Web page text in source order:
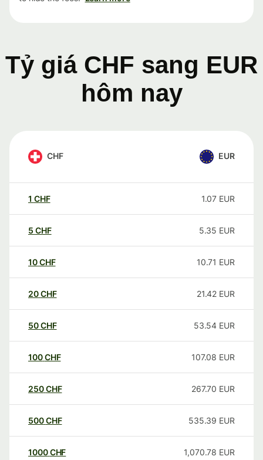
Tỷ giá CHF sang EUR
hôm nay
CHF EUR
1 CHF 1.07 EUR
5 CHF 5.35 EUR
10CHF 10.71 EUR
20CHF 21.42 EUR
50CHF 53.54 EUR
100CHF 107.08 EUR
250CHF 267.70 EUR
500CHF 535.39 EUR
1000CHF 1,070.78 EUR